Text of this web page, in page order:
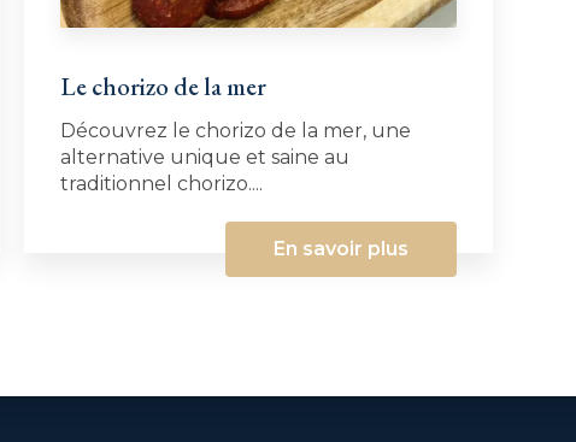
Le chorizo de la mer
Découvrez le chorizo de la mer, une
alternative unique et saine au
traditionnel chorizo....
En savoir plus